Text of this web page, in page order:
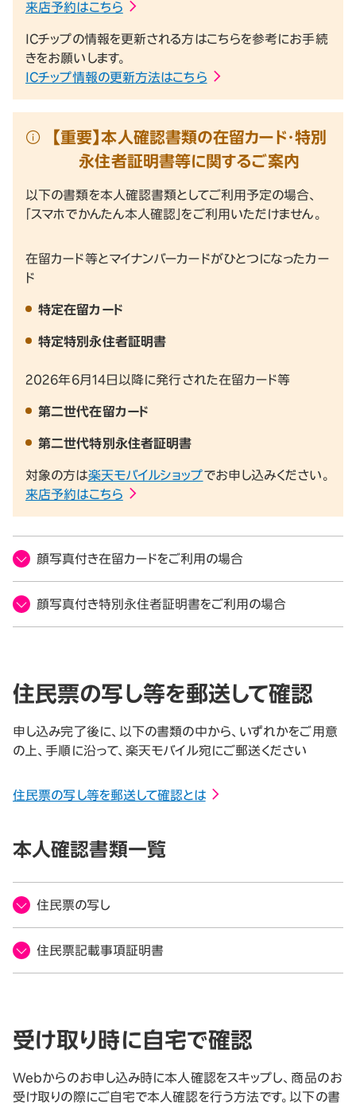
来店予約はこちら
ICチップの情報を更新される方はこちらを参考にお手続
きをお願いします。
ICチップ情報の更新方法はこちら
【重要】本人確認書類の在留カード・特別
永住者証明書等に関するご案内
以下の書類を本人確認書類としてご利用予定の場合、
「スマホでかんたん本人確認」をご利用いただけません。
在留カード等とマイナンバーカードがひとつになったカー
ド
特定在留カード
特定特別永住者証明書
2026年6月14日以降に発行された在留カード等
第二世代在留カード
第二世代特別永住者証明書
対象の方は楽天モバイルショップでお申し込みください。
来店予約はこちら
顔写真付き在留カードをご利用の場合
顔写真付き特別永住者証明書をご利用の場合
住民票の写し等を郵送して確認
申し込み完了後に、以下の書類の中から、いずれかをご用意
の上、手順に沿って、楽天モバイル宛にご郵送ください
住民票の写し等を郵送して確認とは
本人確認書類一覧
住民票の写し
住民票記載事項証明書
受け取り時に自宅で確認
Webからのお申し込み時に本人確認をスキップし、商品のお
受け取りの際にご自宅で本人確認を行う方法です。以下の書